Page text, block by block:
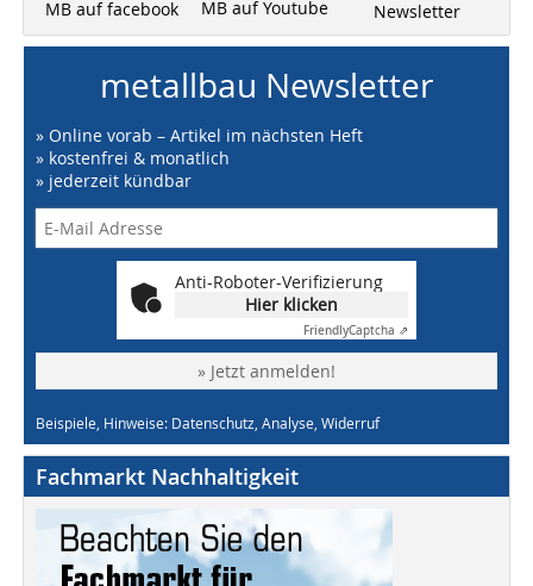
MB auf facebook MB auf Youtube Newsletter
metallbau Newsletter
» Online vorab – Artikel im nächsten Heft
» kostenfrei & monatlich
» jederzeit kündbar
Anti-Roboter-Verifizierung
Hier klicken
FriendlyCaptcha ⇗
» Jetzt anmelden!
Beispiele, Hinweise: Datenschutz, Analyse, Widerruf
Fachmarkt Nachhaltigkeit